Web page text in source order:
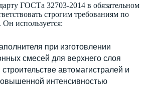
ГОСТа 32703-2014 в обязательном
строгим требованиям по
Он используется:
при изготовлении
смесей для верхнего слоя
автомагистралей и
интенсивностью